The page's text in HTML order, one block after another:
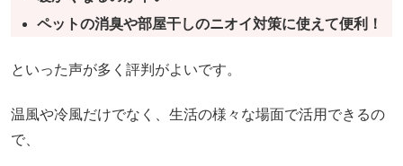
ペットの消臭や部屋干しのニオイ対策に使えて便利！
といった声が多く評判がよいです。
温風や冷風だけでなく、生活の様々な場面で活用できるの
で、